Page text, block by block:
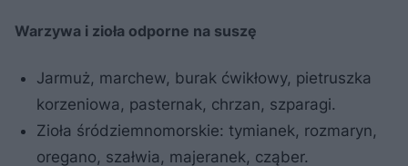
Warzywa i zioła odporne na suszę
Jarmuż, marchew, burak ćwikłowy, pietruszka
korzeniowa, pasternak, chrzan, szparagi.
Zioła śródziemnomorskie: tymianek, rozmaryn,
oregano, szałwia, majeranek, cząber.